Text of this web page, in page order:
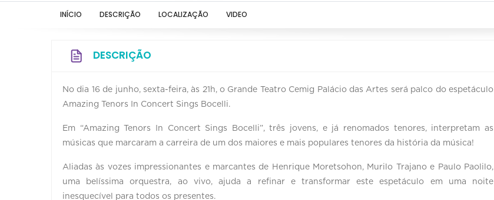
INÍCIO DESCRIÇÃO LOCALIZAÇÃO VIDEO
DESCRIÇÃO
No dia 16 de junho, sexta-feira, às 21h, o Grande Teatro Cemig Palácio das Artes será palco do espetáculo
Amazing Tenors In Concert Sings Bocelli.
Em “Amazing Tenors In Concert Sings Bocelli”, três jovens, e já renomados tenores, interpretam as
músicas que marcaram a carreira de um dos maiores e mais populares tenores da história da música!
Aliadas às vozes impressionantes e marcantes de Henrique Moretsohon, Murilo Trajano e Paulo Paolilo,
uma belíssima orquestra, ao vivo, ajuda a refinar e transformar este espetáculo em uma noite
inesquecível para todos os presentes.